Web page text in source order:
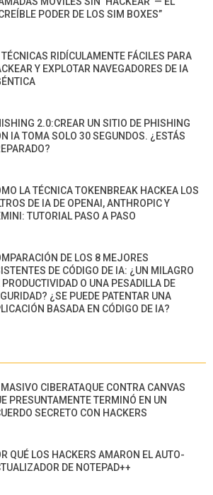
PODER DE LOS SIM BOXES”
RIDÍCULAMENTE FÁCILES PARA
Y EXPLOTAR NAVEGADORES DE IA
2.0:CREAR UN SITIO DE PHISHING
IA TOMA SOLO 30 SEGUNDOS. ¿ESTÁS
LA TÉCNICA TOKENBREAK HACKEA LOS
DE IA DE OPENAI, ANTHROPIC Y
TUTORIAL PASO A PASO
DE LOS 8 MEJORES
DE CÓDIGO DE IA: ¿UN MILAGRO
PRODUCTIVIDAD O UNA PESADILLA DE
¿SE PUEDE PATENTAR UNA
BASADA EN CÓDIGO DE IA?
MASIVO CIBERATAQUE CONTRA CANVAS
PRESUNTAMENTE TERMINÓ EN UN
SECRETO CON HACKERS
QUÉ LOS HACKERS AMARON EL AUTO-
DE NOTEPAD++